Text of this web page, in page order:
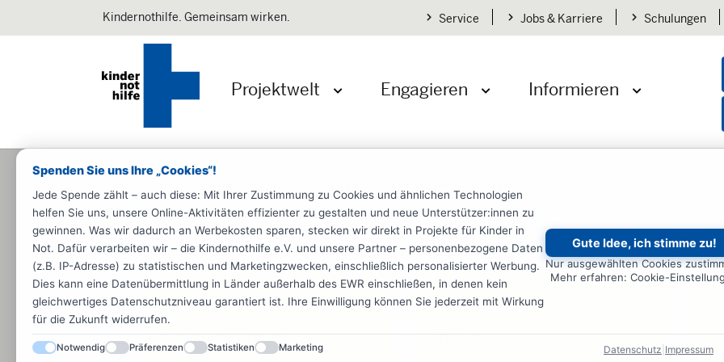
Spenden Sie uns Ihre „Cookies“!
Jede Spende zählt – auch diese: Mit Ihrer Zustimmung zu Cookies und ähnlichen Technologien
helfen Sie uns, unsere Online-Aktivitäten effizienter zu gestalten und neue Unterstützer:innen zu
gewinnen. Was wir dadurch an Werbekosten sparen, stecken wir direkt in Projekte für Kinder in
Not. Dafür verarbeiten wir – die Kindernothilfe e.V. und unsere Partner – personenbezogene Daten
(z.B. IP-Adresse) zu statistischen und Marketingzwecken, einschließlich personalisierter Werbung.
Dies kann eine Datenübermittlung in Länder außerhalb des EWR einschließen, in denen kein
gleichwertiges Datenschutzniveau garantiert ist. Ihre Einwilligung können Sie jederzeit mit Wirkung
für die Zukunft widerrufen.
Gute Idee, ich stimme zu!
Nur ausgewählten Cookies
Mehr erfahren: Cookie-
Notwendig Präferenzen Statistiken Marketing Datenschutz Impressum
Kindernothilfe. Gemeinsam wirken. Service Jobs & Karriere Schulungen
Projektwelt Engagieren Informieren
Startseite Engagieren Zeit spenden Ehrenamt LutherRatten
LutherRatten-Kirchenkabarett
Veranstaltungsart
Benefizveranstaltung
Status
Zuende